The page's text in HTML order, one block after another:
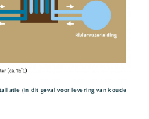
(in dit geval voor levering van koude